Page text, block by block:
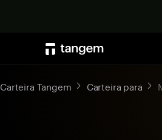
Carteira Tangem Carteira para